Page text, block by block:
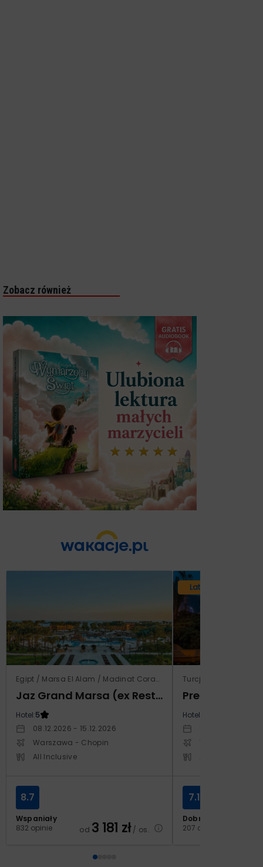
Zobacz również
Egipt / Marsa El Alam / Madinat Coraya
Jaz Grand Marsa (ex Resta Grand Resort)
Hotel:5
08.12.2026 - 15.12.2026
Warszawa - Chopin
All Inclusive
Wspaniały
832 opinie
8.7
od 3 181 zł/ os.
Lato 2026
Turcja / Riwiera
Prestige
Hotel:
Warszawa -
Dobry
207 opinii
7.1